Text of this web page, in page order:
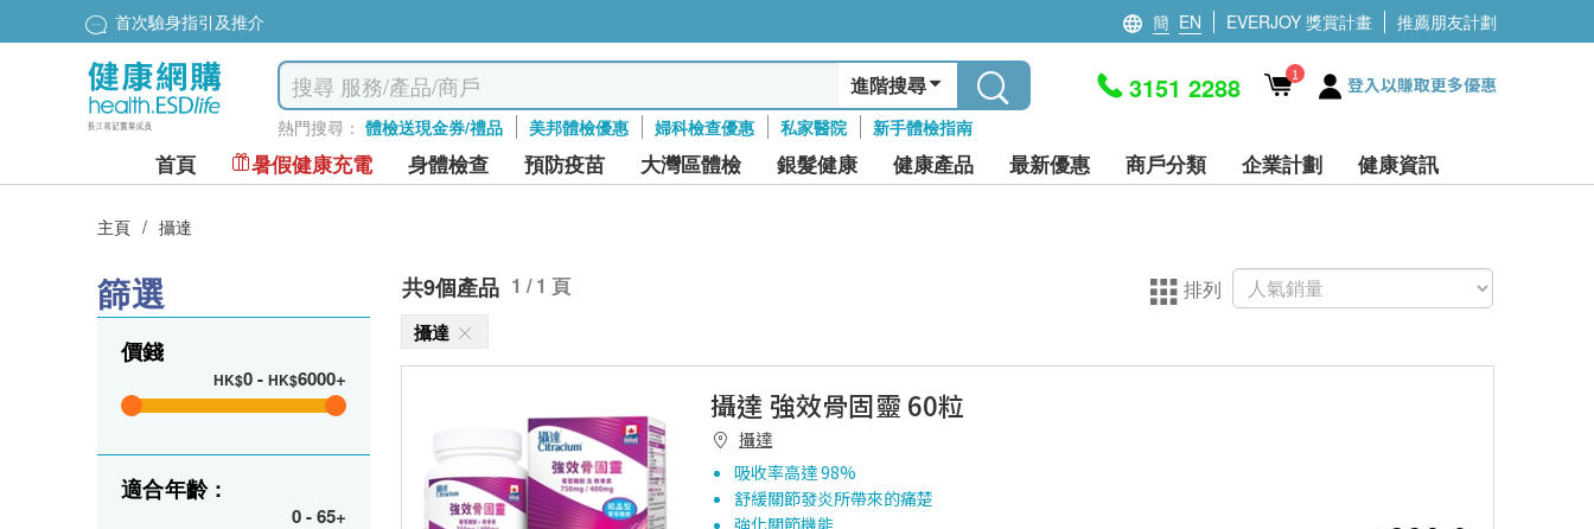
首次驗身指引及推介 簡 EN EVERJOY 獎賞計畫 推薦朋友計劃
進階搜尋
熱門搜尋： 體檢送現金券/禮品 美邦體檢優惠 婦科檢查優惠 私家醫院 新手體檢指南
3151 2288 1 登入以賺取更多優惠
首頁 暑假健康充電 身體檢查 預防疫苗 大灣區體檢 銀髮健康 健康產品 最新優惠 商戶分類 企業計劃 健康資訊
主頁 / 攝達
篩選
價錢
HK$0- HK$6000+
適合年齡 :
0-65+
共9個產品 1 / 1 頁 排列
攝達
攝達 強效骨固靈 60粒
攝達
吸收率高達 98%
舒緩關節發炎所帶來的痛楚
強化關節機能